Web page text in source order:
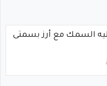
السمك مع أرز بسمتى